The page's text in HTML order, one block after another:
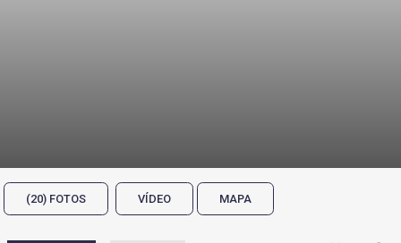
(20) FOTOS VÍDEO MAPA